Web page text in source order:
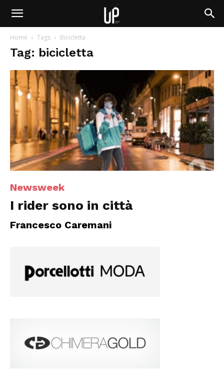
Home Tags Bicicletta
Tag: bicicletta
Newsweek
I rider sono in città
Francesco Caremani